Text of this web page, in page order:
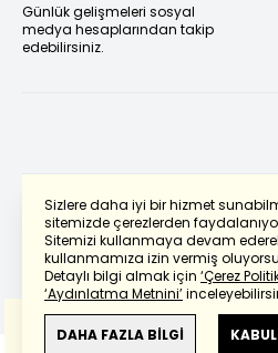
Sizlere daha iyi bir hizmet
sitemizde çerezlerden
Sitemizi kullanmaya devam
kullanmamıza izin vermiş
Detaylı bilgi almak için ‘Çerez
‘Aydınlatma Metnini’
DAHA FAZLA BİLGİ
Günlük gelişmeleri sosyal
medya hesaplarından takip
edebilirsiniz.
Powered by
Bu çevirideGoogle Translete
Anlam ve çeviri hatalarından